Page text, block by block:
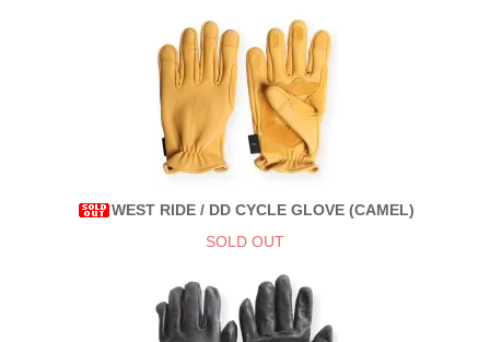
WEST RIDE / DD CYCLE GLOVE (CAMEL)
SOLD OUT